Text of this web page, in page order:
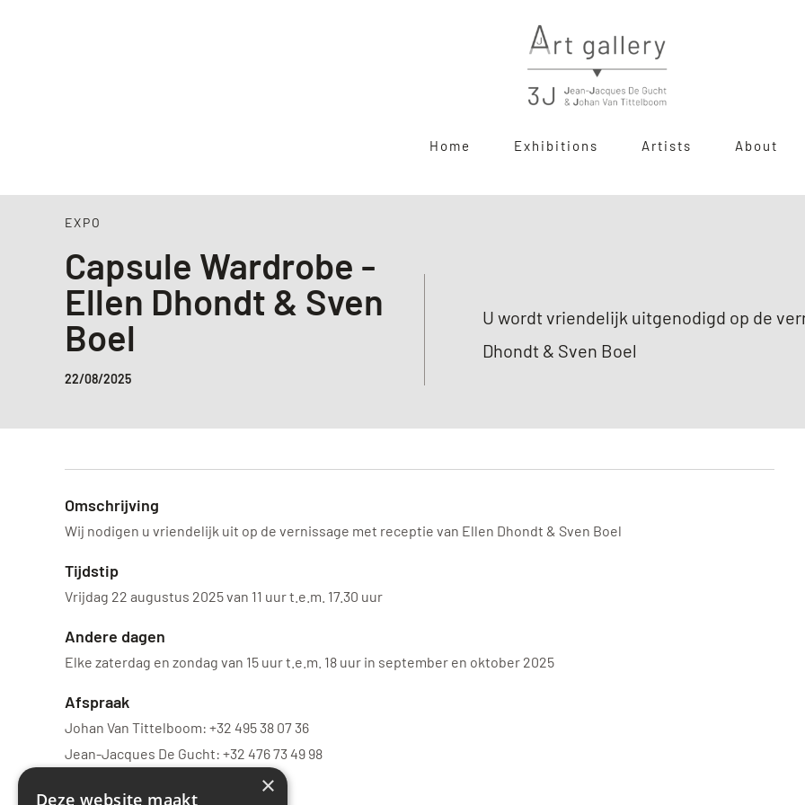
Home Exhibitions Artists About
EXPO
Capsule Wardrobe -
Ellen Dhondt & Sven
Boel
22/08/2025
U wordt vriendelijk uitgenodigd op de
Dhondt & Sven Boel
Omschrijving
Wij nodigen u vriendelijk uit op de vernissage met receptie van Ellen Dhondt & Sven Boel
Tijdstip
Vrijdag 22 augustus 2025 van 11 uur t.e.m. 17.30 uur
Andere dagen
Elke zaterdag en zondag van 15 uur t.e.m. 18 uur in september en oktober 2025
Afspraak
Johan Van Tittelboom: +32 495 38 07 36
Jean-Jacques De Gucht: +32 476 73 49 98
Locatie ×
Deze website maakt